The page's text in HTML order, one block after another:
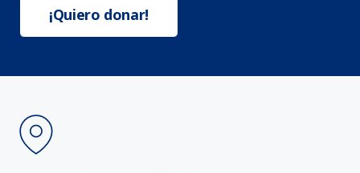
¡Quiero donar!